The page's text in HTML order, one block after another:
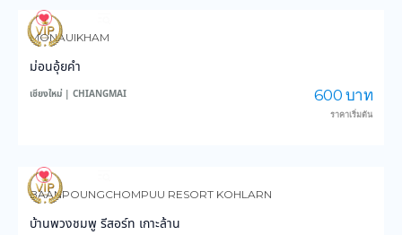
3,973
MONAUIKHAM
ม่อนอุ้ยคำ
เชียงใหม่ | CHIANGMAI 600 บาท
ราคาเริ่มต้น
4,175
BAANPOUNGCHOMPUU RESORT KOHLARN
บ้านพวงชมพู รีสอร์ท เกาะล้าน